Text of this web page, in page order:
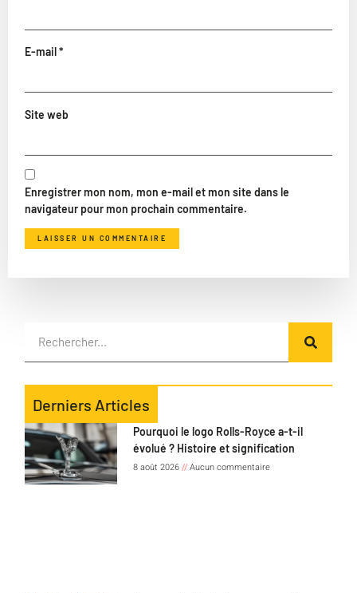
E-mail*
Site web
Enregistrer mon nom, mon e-mail et mon site dans le
navigateur pour mon prochain commentaire.
Derniers Articles
Pourquoi le logo Rolls-Royce a-t-il
évolué ? Histoire et signification
8 août 2026 Aucun commentaire